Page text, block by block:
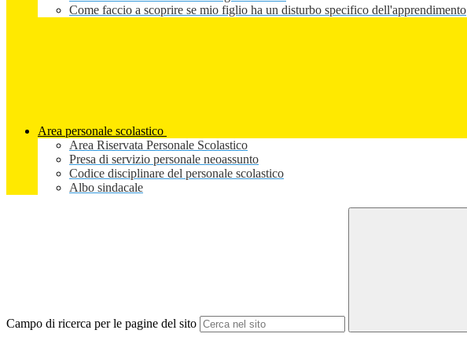
Come faccio a scoprire se mio figlio ha un disturbo specifico dell'apprendimento
Area personale scolastico
Area Riservata Personale Scolastico
Presa di servizio personale neoassunto
Codice disciplinare del personale scolastico
Albo sindacale
Campo di ricerca per le pagine del sito